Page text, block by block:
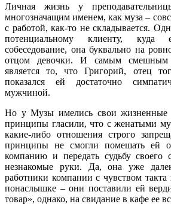
Личная жизнь у
многозначащим именем, как муза –
с работой, как-то не складывается.
потенциальному клиенту,
собеседование, она буквально на
отцом девочки. И самым смешным
является то, что Григорий, отец
показался ей достаточно
мужчиной.
Но у Музы имелись свои
принципы гласили, что с женатыми
какие-либо отношения строго
принципы не смогли помешать ей
компанию и передать судьбу своего
незнакомые руки. Да, она уже
работники компании с чувством
понаслышке – они поставили ей
товар», однако, на свидание в кафе ее